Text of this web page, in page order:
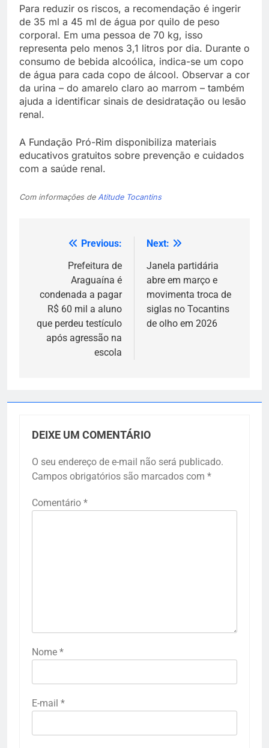
Para reduzir os riscos, a recomendação é ingerir
de 35 ml a 45 ml de água por quilo de peso
corporal. Em uma pessoa de 70 kg, isso
representa pelo menos 3,1 litros por dia. Durante o
consumo de bebida alcoólica, indica-se um copo
de água para cada copo de álcool. Observar a cor
da urina – do amarelo claro ao marrom – também
ajuda a identificar sinais de desidratação ou lesão
renal.
A Fundação Pró-Rim disponibiliza materiais
educativos gratuitos sobre prevenção e cuidados
com a saúde renal.
Com informações de Atitude Tocantins
Navegação
Post
Previous:
Prefeitura de
Araguaína é
condenada a pagar
R$ 60 mil a aluno
que perdeu testículo
após agressão na
escola
Next:
Janela partidária
abre em março e
movimenta troca de
siglas no Tocantins
de olho em 2026
DEIXE UM COMENTÁRIO
O seu endereço de e-mail não será publicado.
Campos obrigatórios são marcados com *
Comentário *
Nome *
E-mail *